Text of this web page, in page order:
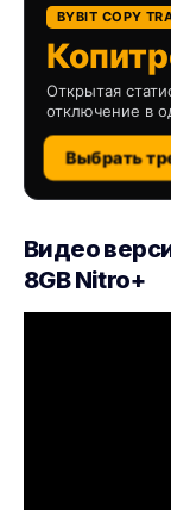
BYBIT COPY
Открытая
отключение в
Выбрать
Видео
8GB Nitro+